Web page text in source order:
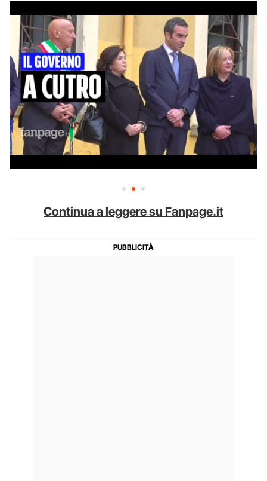
Continua a leggere su Fanpage.it